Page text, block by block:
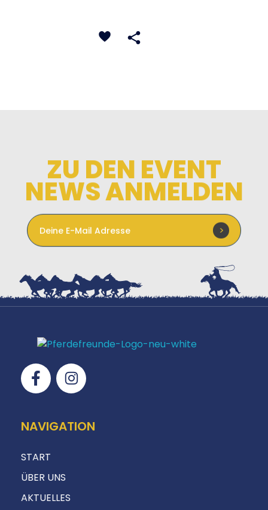
ZU DEN EVENT
NEWS ANMELDEN
NAVIGATION
START
ÜBER UNS
AKTUELLES